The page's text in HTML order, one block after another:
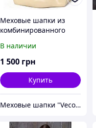
Меховые шапки из
комбинированного
"Бон" (ч.ч.)
В наличии
1 500 грн
Купить
Меховые шапки "Vecons"